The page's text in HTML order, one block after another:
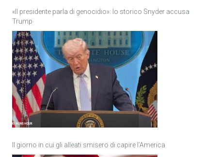
«Il presidente parla di genocidio»: lo storico Snyder accusa
Trump
Il giorno in cui gli alleati smisero di capire l’America